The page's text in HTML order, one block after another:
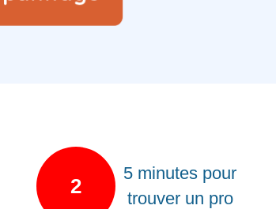
2
5 minutes pour
trouver un pro